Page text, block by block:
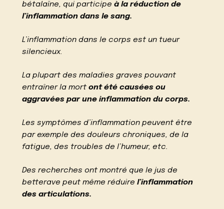
bétalaïne, qui participeà la réduction de
l’inflammation dans le sang.
L’inflammation dans le corps est un tueur
silencieux.
La plupart des maladies graves pouvant
entraîner la mortont été causées ou
aggravées par une inflammation du corps.
Les symptômes d’inflammation peuvent être
par exemple des douleurs chroniques, de la
fatigue, des troubles de l’humeur, etc.
Des recherches ont montré que le jus de
betterave peut même réduirel’inflammation
des articulations.